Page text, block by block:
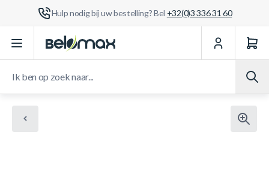
Hulp nodig bij uw bestelling? Bel +32(0)3 336 31 60
Ga naar de inhoud